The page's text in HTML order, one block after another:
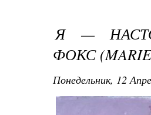
Я —
ФОКС
Понедельник, 12